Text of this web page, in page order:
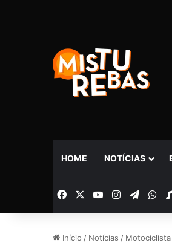
HOME NOTÍCIAS
Facebook YouTubeInstagram
Início / Notícias /